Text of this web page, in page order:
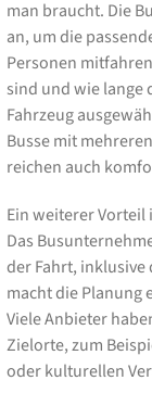
man braucht. Die
an, um die
Personen
sind und wie lange
Fahrzeug
Busse mit
reichen auch
Ein weiterer Vorteil
Das
der Fahrt, inklusive
macht die Planung
Viele Anbieter
Zielorte, zum
oder kulturellen